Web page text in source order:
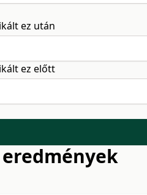
ez után
ez előtt